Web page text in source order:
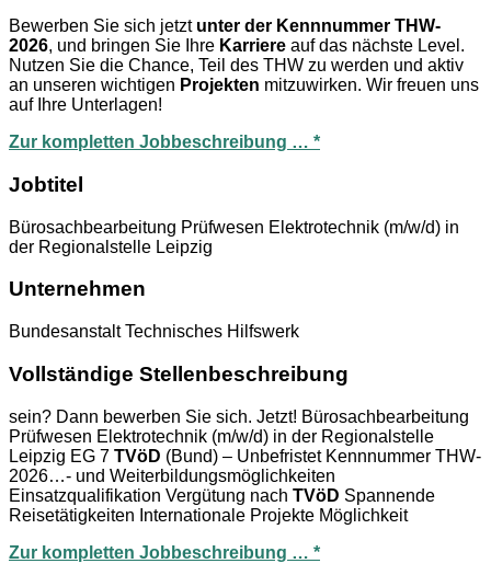
Bewerben Sie sich jetzt unter der Kennnummer THW-
2026, und bringen Sie Ihre Karriere auf das nächste Level.
Nutzen Sie die Chance, Teil des THW zu werden und aktiv
an unseren wichtigen Projekten mitzuwirken. Wir freuen uns
auf Ihre Unterlagen!
Zur kompletten Jobbeschreibung … *
Jobtitel
Bürosachbearbeitung Prüfwesen Elektrotechnik (m/w/d) in
der Regionalstelle Leipzig
Unternehmen
Bundesanstalt Technisches Hilfswerk
Vollständige Stellenbeschreibung
sein? Dann bewerben Sie sich. Jetzt! Bürosachbearbeitung
Prüfwesen Elektrotechnik (m/w/d) in der Regionalstelle
Leipzig EG 7 TVöD (Bund) – Unbefristet Kennnummer THW-
2026…- und Weiterbildungsmöglichkeiten
Einsatzqualifikation Vergütung nach TVöD Spannende
Reisetätigkeiten Internationale Projekte Möglichkeit
Zur kompletten Jobbeschreibung … *